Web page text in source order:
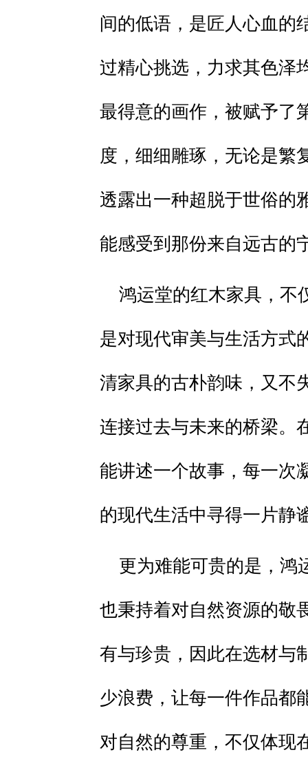
间的低语，是匠人心血的
过精心挑选，力求其色泽
最得意的画作，被赋予了
度，细细雕琢，无论是繁
透露出一种超脱于世俗的
能感受到那份来自远古的
鸿运堂的红木家具，不
是对现代审美与生活方式
清家具的古朴韵味，又不
连接过去与未来的桥梁。
能讲述一个故事，每一次
的现代生活中寻得一片静
更为难能可贵的是，鸿
也秉持着对自然资源的敬
有与珍贵，因此在选材与
少浪费，让每一件作品都
对自然的尊重，不仅体现